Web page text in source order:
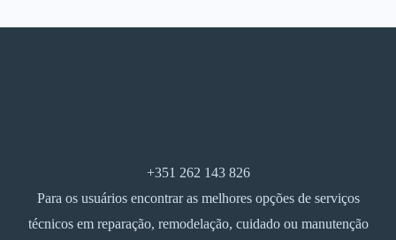
+351 262 143 826
Para os usuários encontrar as melhores opções de serviços
técnicos em reparação, remodelação, cuidado ou manutenção